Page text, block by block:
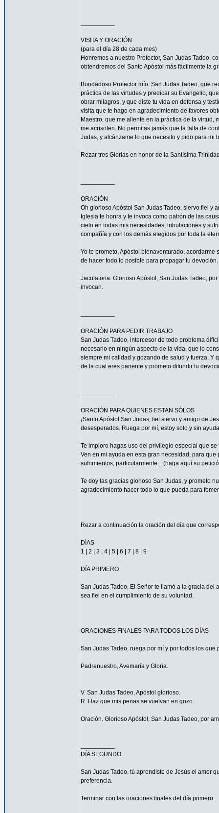
VISITA Y ORACIÓN
(para el día 28 de cada mes)
Honremos a nuestro Protector, San Judas Tadeo,
obtendremos del Santo Apóstol más fácilmente la
Bondadoso Protector mío, San Judas Tadeo, que
práctica de las virtudes y predicar su Evangelio,
obrar milagros, y que diste tu vida en defensa y
visita que te hago en agradecimiento de favores
Maestro, que me aliente en la práctica de la
me acrisolen. No permitas jamás que la falta de
Judas, y alcánzame lo que necesito y pido para mi
Rezar tres Glorias en honor de la Santísima
ORACIÓN
Oh glorioso Apóstol San Judas Tadeo, siervo fiel y
Iglesia te honra y te invoca como patrón de las
cielo en todas mis necesidades, tribulaciones y
compañía y con los demás elegidos por toda la
Yo te prometo, Apóstol bienaventurado,
de hacer todo lo posible para propagar tu devoción.
Jaculatoria. Glorioso Apóstol, San Judas Tadeo,
invocan.
ORACIÓN PARA PEDIR TRABAJO
San Judas Tadeo, intercesor de todo problema
necesario en ningún aspecto de la vida, que lo
siempre mi calidad y gozando de salud y fuerza. Y
de la cual eres pariente y prometo difundir tu
ORACIÓN PARA QUIENES ESTAN SÓLOS
¡Santo Apóstol San Judas, fiel siervo y amigo de
desesperados. Ruega por mí, estoy solo y sin
Te imploro hagas uso del privilegio especial que
Ven en mi ayuda en esta gran necesidad, para
sufrimientos, particularmente... (haga aquí su
Te doy las gracias glorioso San Judas, y prometo
agradecimiento hacer todo lo que pueda para
Rezar a continuación la oración del día que
DÍAS
1 | 2 | 3 | 4 | 5 | 6 | 7 | 8 | 9
DÍA PRIMERO
San Judas Tadeo, El Señor te llamó a la gracia
sea fiel en el cumplimiento de su voluntad.
ORACIONES FINALES PARA TODOS LOS DÍAS
San Judas Tadeo, ruega por mí y por todos los que
Padrenuestro, Avemaría y Gloria.
V. San Judas Tadeo, Apóstol glorioso.
R. Haz que mis penas se vuelvan en gozo.
Oración. Glorioso Apóstol, San Judas Tadeo, por
DÍA SEGUNDO
San Judas Tadeo, tú aprendiste de Jesús el amor
preferencia.
Terminar con las oraciones finales del día primero.